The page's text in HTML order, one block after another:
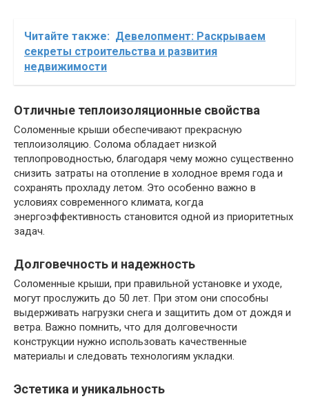
Читайте также: Девелопмент: Раскрываем
секреты строительства и развития
недвижимости
Отличные теплоизоляционные свойства
Соломенные крыши обеспечивают прекрасную
теплоизоляцию. Солома обладает низкой
теплопроводностью, благодаря чему можно существенно
снизить затраты на отопление в холодное время года и
сохранять прохладу летом. Это особенно важно в
условиях современного климата, когда
энергоэффективность становится одной из приоритетных
задач.
Долговечность и надежность
Соломенные крыши, при правильной установке и уходе,
могут прослужить до 50 лет. При этом они способны
выдерживать нагрузки снега и защитить дом от дождя и
ветра. Важно помнить, что для долговечности
конструкции нужно использовать качественные
материалы и следовать технологиям укладки.
Эстетика и уникальность